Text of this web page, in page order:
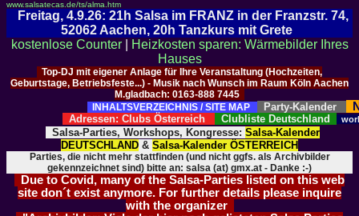
www.salsatecas.de/ts/alma.htm
Freitag, 4.9.26: 21h Salsa im FRANZ in der Franzstr. 74,
52062 Aachen, 20h Tanzkurs mit Grete
kostenlose Counter|
Heizkosten sparen: Wärmebilder Ihres
Hauses
Top-DJ mit eigener Anlage für Ihre Veranstaltung (Hochzeiten,
Geburtstage, Betriebsfeste...) - Musik nach Wunsch im Raum Köln Aachen
M.gladbach: 0163-888 7445
INHALTSVERZEICHNIS / SITE MAP
Party-Kalender
Adressen: Clubs Österreich Clubliste Deutschland
Salsa-Parties, Workshops, Kongresse: Salsa-Kalender
DEUTSCHLAND & Salsa-Kalender ÖSTERREICH
Parties, die nicht mehr stattfinden (und nicht ggfs. als Archivbilder
gekennzeichnet sind) bitte an: salsa (at) gmx.at - Danke :-)
Due to Covid, many of the Salsa-Parties listed on this web
site don´t exist anymore. For further details please inquire
with the organizer